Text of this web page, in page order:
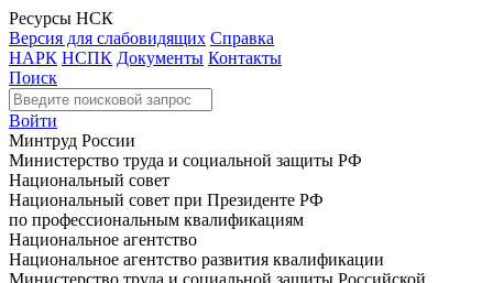
Ресурсы НСК
Версия для слабовидящих Справка
НАРК НСПК Документы Контакты
Поиск
Войти
Минтруд России
Министерство труда и социальной защиты РФ
Национальный совет
Национальный совет при Президенте РФ
по профессиональным квалификациям
Национальное агентство
Национальное агентство развития квалификации
Министерство труда и социальной защиты Российской